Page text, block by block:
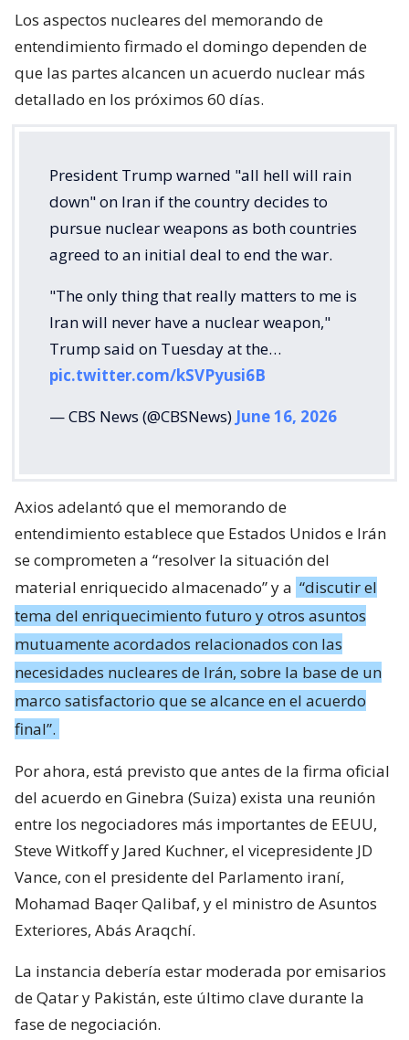
Los aspectos nucleares del memorando de
entendimiento firmado el domingo dependen de
que las partes alcancen un acuerdo nuclear más
detallado en los próximos 60 días.
President Trump warned "all hell will rain
down" on Iran if the country decides to
pursue nuclear weapons as both countries
agreed to an initial deal to end the war.
"The only thing that really matters to me is
Iran will never have a nuclear weapon,"
Trump said on Tuesday at the…
pic.twitter.com/kSVPyusi6B
— CBS News (@CBSNews) June 16, 2026
Axios adelantó que el memorando de
entendimiento establece que Estados Unidos e Irán
se comprometen a “resolver la situación del
material enriquecido almacenado” y a “discutir el
tema del enriquecimiento futuro y otros asuntos
mutuamente acordados relacionados con las
necesidades nucleares de Irán, sobre la base de un
marco satisfactorio que se alcance en el acuerdo
final”.
Por ahora, está previsto que antes de la firma oficial
del acuerdo en Ginebra (Suiza) exista una reunión
entre los negociadores más importantes de EEUU,
Steve Witkoff y Jared Kuchner, el vicepresidente JD
Vance, con el presidente del Parlamento iraní,
Mohamad Baqer Qalibaf, y el ministro de Asuntos
Exteriores, Abás Araqchí.
La instancia debería estar moderada por emisarios
de Qatar y Pakistán, este último clave durante la
fase de negociación.